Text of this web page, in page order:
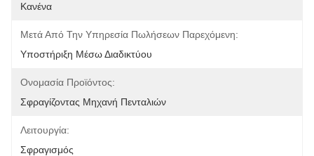
Κανένα
Μετά Από Την Υπηρεσία Πωλήσεων Παρεχόμενη:
Υποστήριξη Μέσω Διαδικτύου
Ονομασία Προϊόντος:
Σφραγίζοντας Μηχανή Πενταλιών
Λειτουργία:
Σφραγισμός